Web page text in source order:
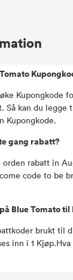
Kupongkode
Så kan du
Kupongkode.
gang rabatt?
orden rabatt in
code to be
Blue Tomato
brukt til
inn i 1